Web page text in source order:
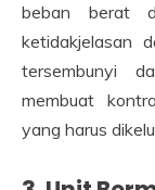
beban berat
ketidakjelasan
tersembunyi
membuat
yang harus